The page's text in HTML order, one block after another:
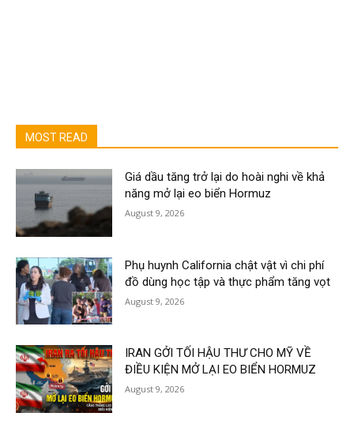
MOST READ
Giá dầu tăng trở lại do hoài nghi về khả
năng mở lại eo biển Hormuz
August 9, 2026
Phụ huynh California chật vật vì chi phí
đồ dùng học tập và thực phẩm tăng vọt
August 9, 2026
IRAN GỞI TỐI HẬU THƯ CHO MỸ VỀ
ĐIỀU KIỆN MỞ LẠI EO BIỂN HORMUZ
August 9, 2026